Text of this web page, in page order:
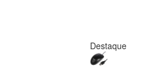
Destaque